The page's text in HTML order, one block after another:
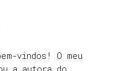
vindos! O meu